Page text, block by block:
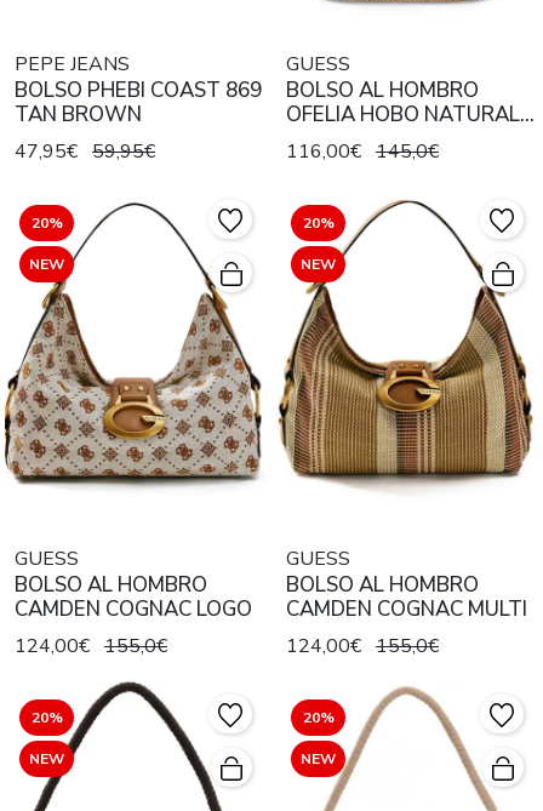
PEPE JEANS
BOLSO PHEBI COAST 869
TAN BROWN
47,95€ 59,95€
GUESS
BOLSO AL HOMBRO
OFELIA HOBO NATURAL /
COGNAC
116,00€ 145,0€
20%
NEW
GUESS
BOLSO AL HOMBRO
CAMDEN COGNAC LOGO
124,00€ 155,0€
20%
NEW
GUESS
BOLSO AL HOMBRO
CAMDEN COGNAC MULTI
124,00€ 155,0€
20%
NEW
20%
NEW